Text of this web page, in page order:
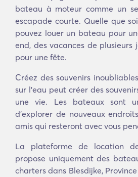
bateau à moteur comme un
escapade courte. Quelle que
pouvez louer un bateau pour
end, des vacances de plusieurs
pour une fête.
Créez des souvenirs
sur l'eau peut créer des
une vie. Les bateaux sont
d'explorer de nouveaux
amis qui resteront avec vous
La plateforme de location
propose uniquement des
charters dans Blesdijke,